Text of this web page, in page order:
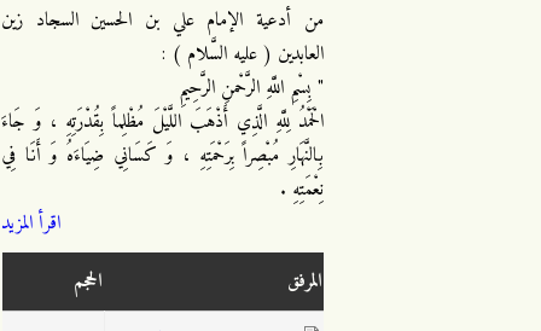
من أدعية الإمام علي بن الحسين السجاد زين
العابدين ( عليه السَّلام ) :
" بِسْمِ اللَّهِ الرَّحْمنِ الرَّحِيمِ
الْحَمْدُ لِلَّهِ الَّذِي أَذْهَبَ اللَّيْلَ مُظْلِماً بِقُدْرَتِهِ ، وَ جَاءَ
بِالنَّهَارِ مُبْصِراً بِرَحْمَتِهِ ، وَ كَسَانِي ضِيَاءَهُ وَ أَنَا فِي
نِعْمَتِهِ .
اقرأ المزيد
المرفق
الحجم